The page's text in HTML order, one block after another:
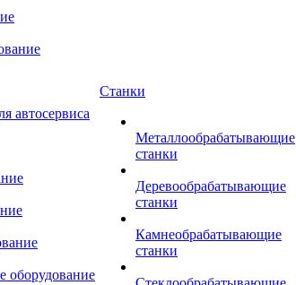
автосервиса
оборудование
Станки
Металлообрабатывающие
станки
Деревообрабатывающие
станки
Камнеобрабатывающие
станки